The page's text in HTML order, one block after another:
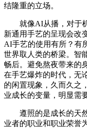
结隆重的立场。
就像AI从播，对于机
新通用手艺的呈现会改
AI手艺的使用有所？有
世界取人类的桥梁。智
畅后。避免熬夜带来的
在手艺爆炸的时代，无
的闲置现象，久而久之
业成长的变量，明显需
遵照的是成长的天然
业者的职业和职业荣誉